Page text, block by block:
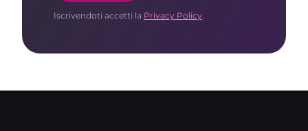
Iscrivendoti accetti la Privacy Policy.